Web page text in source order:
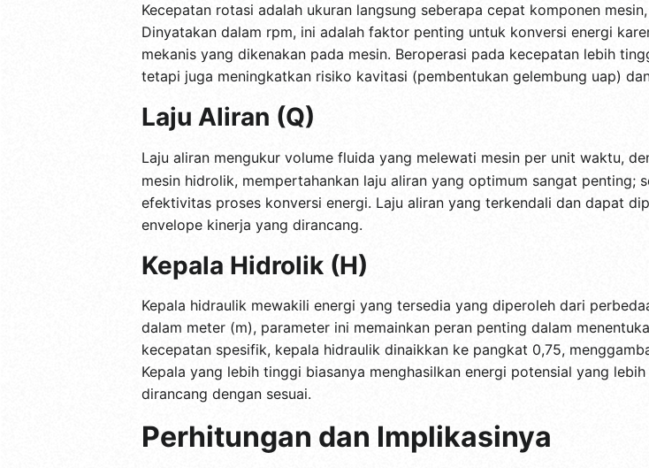
Kecepatan rotasi adalah ukuran langsung seberapa cepat komponen
Dinyatakan dalam rpm, ini adalah faktor penting untuk konversi energi
mekanis yang dikenakan pada mesin. Beroperasi pada kecepatan lebih
tetapi juga meningkatkan risiko kavitasi (pembentukan gelembung uap)
Laju Aliran (Q)
Laju aliran mengukur volume fluida yang melewati mesin per unit waktu,
mesin hidrolik, mempertahankan laju aliran yang optimum sangat penting;
efektivitas proses konversi energi. Laju aliran yang terkendali dan dapat
envelope kinerja yang dirancang.
Kepala Hidrolik (H)
Kepala hidraulik mewakili energi yang tersedia yang diperoleh dari
dalam meter (m), parameter ini memainkan peran penting dalam
kecepatan spesifik, kepala hidraulik dinaikkan ke pangkat 0,75,
Kepala yang lebih tinggi biasanya menghasilkan energi potensial yang
dirancang dengan sesuai.
Perhitungan dan Implikasinya